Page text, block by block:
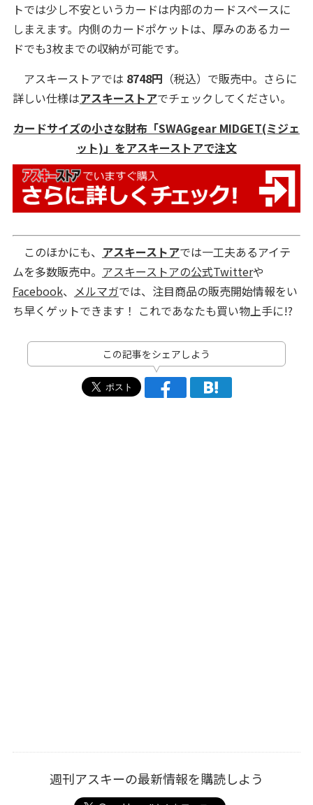
トでは少し不安というカードは内部のカードスペースに
しまえます。内側のカードポケットは、厚みのあるカー
ドでも3枚までの収納が可能です。
アスキーストアでは 8748円 （税込）で販売中。さらに
詳しい仕様はアスキーストアでチェックしてください。
カードサイズの小さな財布「SWAGgear MIDGET(ミジェ
ット)」をアスキーストアで注文
このほかにも、 アスキーストアでは一工夫あるアイテ
ムを多数販売中。 アスキーストアの公式Twitterや
Facebook、 メルマガでは、注目商品の販売開始情報をい
ち早くゲットできます！ これであなたも買い物上手に!?
この記事をシェアしよう
週刊アスキーの最新情報を購読しよう